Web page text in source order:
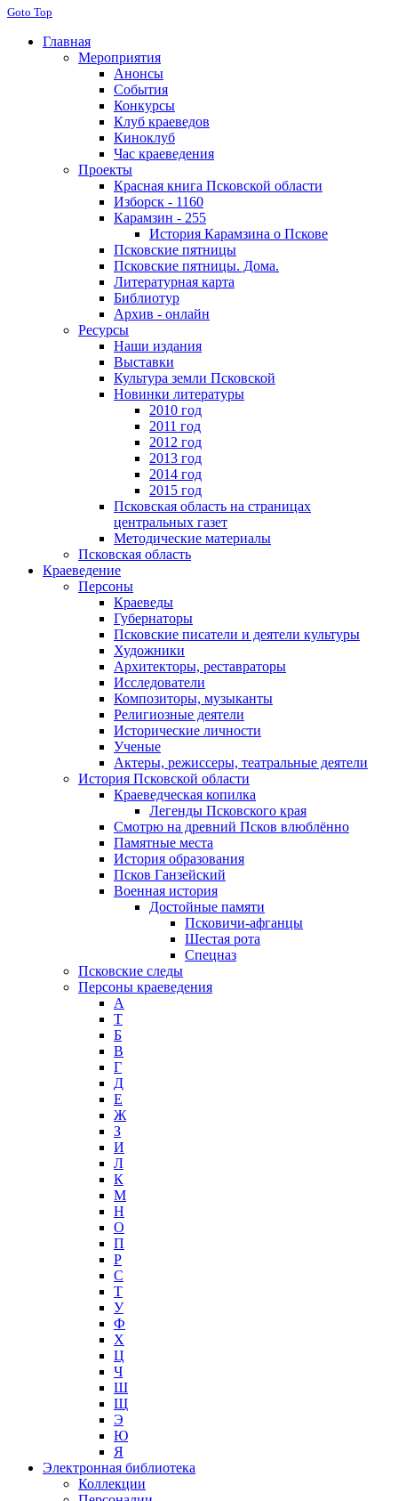
Goto Top
Главная
Мероприятия
Анонсы
События
Конкурсы
Клуб краеведов
Киноклуб
Час краеведения
Проекты
Красная книга Псковской области
Изборск - 1160
Карамзин - 255
История Карамзина о Пскове
Псковские пятницы
Псковские пятницы. Дома.
Литературная карта
Библиотур
Архив - онлайн
Ресурсы
Наши издания
Выставки
Культура земли Псковской
Новинки литературы
2010 год
2011 год
2012 год
2013 год
2014 год
2015 год
Псковская область на страницах
центральных газет
Методические материалы
Псковская область
Краеведение
Персоны
Краеведы
Губернаторы
Псковские писатели и деятели культуры
Художники
Архитекторы, реставраторы
Исследователи
Композиторы, музыканты
Религиозные деятели
Исторические личности
Ученые
Актеры, режиссеры, театральные деятели
История Псковской области
Краеведческая копилка
Легенды Псковского края
Смотрю на древний Псков влюблённо
Памятные места
История образования
Псков Ганзейский
Военная история
Достойные памяти
Псковичи-афганцы
Шестая рота
Спецназ
Псковские следы
Персоны краеведения
А
T
Б
В
Г
Д
Е
Ж
З
И
Л
К
М
Н
О
П
Р
С
Т
У
Ф
Х
Ц
Ч
Ш
Щ
Э
Ю
Я
Электронная библиотека
Коллекции